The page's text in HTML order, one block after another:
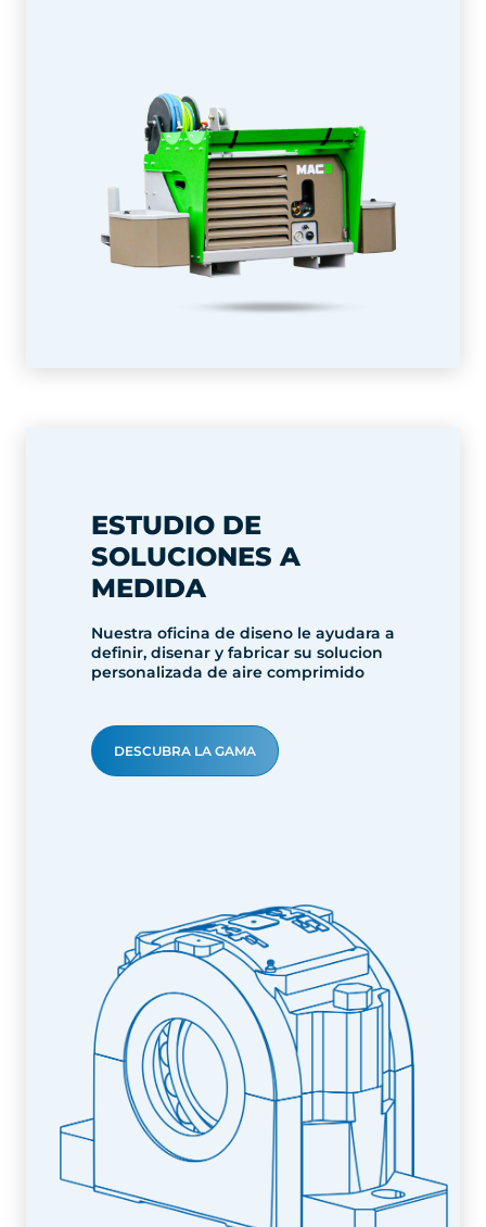
ESTUDIO DE
SOLUCIONES A
MEDIDA
Nuestra oficina de diseno le ayudara a
definir, disenar y fabricar su solucion
personalizada de aire comprimido
DESCUBRA LA GAMA